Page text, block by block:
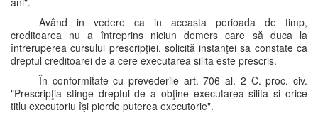
Având in vedere ca in aceasta perioada de timp,
creditoarea nu a întreprins niciun demers care să duca la
întreruperea cursului prescripţiei, solicită instanţei sa constate ca
dreptul creditoarei de a cere executarea silita este prescris.
În conformitate cu prevederile art. 706 al. 2 C. proc. civ.
"Prescripţia stinge dreptul de a obţine executarea silita si orice
titlu executoriu îşi pierde puterea executorie".